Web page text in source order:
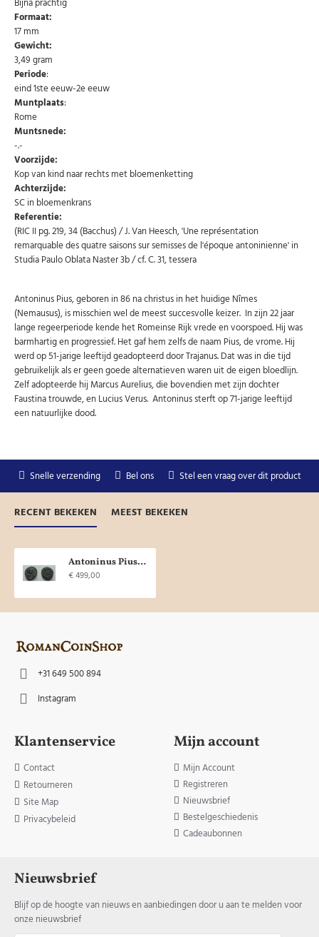
speciale aanbiedingen.
email
U kunt zich op elk moment weer afmelden via de nieuwsbrief.
Uw gegevens worden niet gedeeld met derden
Bijna prachtig
Formaat:
17 mm
Gewicht:
3,49 gram
Periode:
eind 1ste eeuw-2e eeuw
Muntplaats:
Rome
Muntsnede:
-.-
Voorzijde:
Kop van kind naar rechts met bloemenketting
Achterzijde:
SC in bloemenkrans
Referentie:
(RIC II pg. 219, 34 (Bacchus) / J. Van Heesch, 'Une représentation
remarquable des quatre saisons sur semisses de l'époque antoninienne' in
Studia Paulo Oblata Naster 3b / cf. C. 31, tessera
Antoninus Pius, geboren in 86 na christus in het huidige Nîmes
(Nemausus), is misschien wel de meest succesvolle keizer. In zijn 22 jaar
lange regeerperiode kende het Romeinse Rijk vrede en voorspoed. Hij was
barmhartig en progressief. Het gaf hem zelfs de naam Pius, de vrome. Hij
werd op 51-jarige leeftijd geadopteerd door Trajanus. Dat was in die tijd
gebruikelijk als er geen goede alternatieven waren uit de eigen bloedlijn.
Zelf adopteerde hij Marcus Aurelius, die bovendien met zijn dochter
Faustina trouwde, en Lucius Verus. Antoninus sterft op 71-jarige leeftijd
een natuurlijke dood.
Snelle verzending Bel ons Stel een vraag over dit product
RECENT BEKEKEN MEEST BEKEKEN
Antoninus Pius - Quadrans 'Zomer' ZELDZAAM! (AU2124)
€ 499,00
+31 649 500 894
Instagram
Klantenservice
Contact
Retourneren
Site Map
Privacybeleid
Mijn account
Mijn Account
Registreren
Nieuwsbrief
Bestelgeschiedenis
Cadeaubonnen
Nieuwsbrief
Blijf op de hoogte van nieuws en aanbiedingen door u aan te melden voor
onze nieuwsbrief